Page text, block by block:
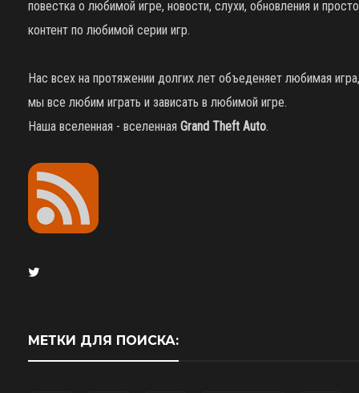
повестка о любимой игре, новости, слухи, обновления и просто
контент по любимой серии игр.
Нас всех на протяжении долгих лет объеденяет любимая игра,
мы все любим играть и зависать в любимой игре.
Наша вселенная - вселенная Grand Theft Auto.
МЕТКИ ДЛЯ ПОИСКА: